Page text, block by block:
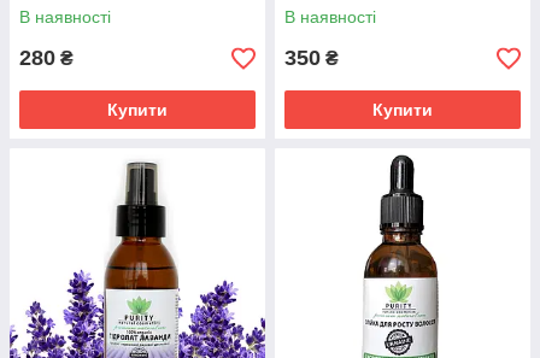
В наявності
280 ₴
Купити
В наявності
350 ₴
Купити